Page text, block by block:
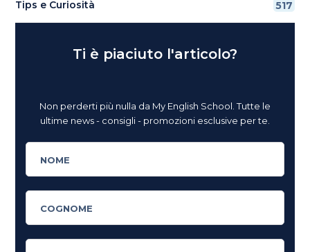
Tips e Curiosità 517
Ti è piaciuto l'articolo?
Non perderti più nulla da My English School. Tutte le
ultime news - consigli - promozioni esclusive per te.